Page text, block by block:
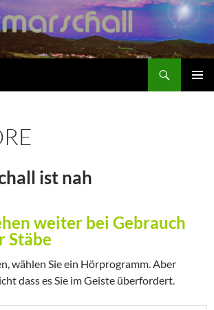
ist nah
weiter bei Gebrauch
Stäbe
wählen Sie ein Hörprogramm. Aber
dass es Sie im Geiste überfordert.